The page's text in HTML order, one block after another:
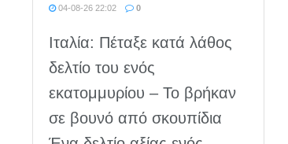
04-08-26 22:02 0
Ιταλία: Πέταξε κατά λάθος
δελτίο του ενός
εκατομμυρίου – Το βρήκαν
σε βουνό από σκουπίδια